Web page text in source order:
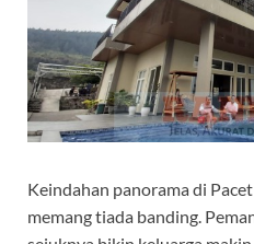
Keindahan panorama di
memang tiada banding.